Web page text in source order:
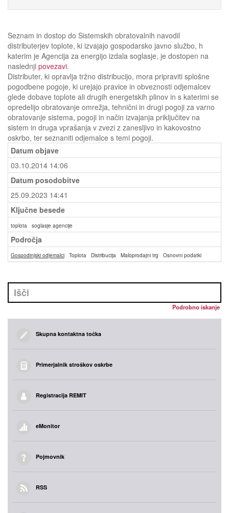
Seznam in dostop do Sistemskih obratovalnih navodil
distributerjev toplote, ki izvajajo gospodarsko javno službo, h
katerim je Agencija za energijo izdala soglasje, je dostopen na
naslednji povezavi.
Distributer, ki opravlja tržno distribucijo, mora pripraviti splošne
pogodbene pogoje, ki urejajo pravice in obveznosti odjemalcev
glede dobave toplote ali drugih energetskih plinov in s katerimi se
opredelijo obratovanje omrežja, tehnični in drugi pogoji za varno
obratovanje sistema, pogoji in način izvajanja priključitev na
sistem in druga vprašanja v zvezi z zanesljivo in kakovostno
oskrbo, ter seznaniti odjemalce s temi pogoji.
Datum objave
03.10.2014 14:06
Datum posodobitve
25.09.2023 14:41
Ključne besede
toplota soglasje agencije
Področja
Gospodinjski odjemalci Toplota Distribucija Maloprodajni trg Osnovni podatki
Podrobno iskanje
Skupna kontaktna točka
Primerjalnik stroškov oskrbe
Registracija REMIT
eMonitor
Pojmovnik
RSS